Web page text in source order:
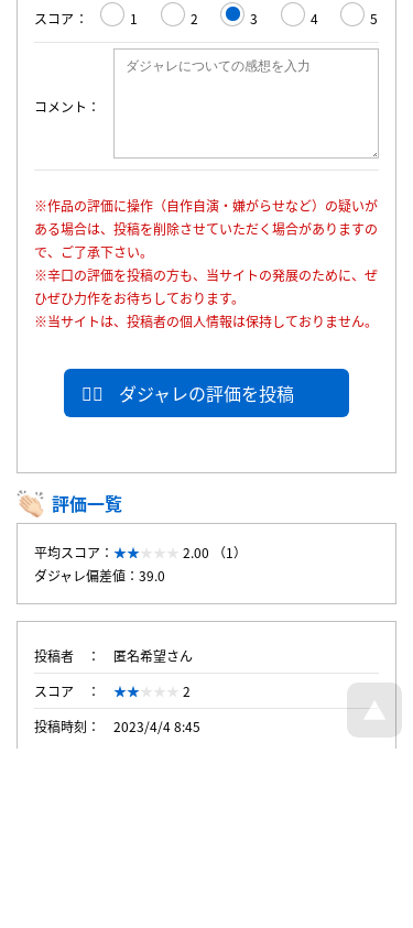
スコア 1 2 3 4 5
コメント
※作品の評価に操作（自作自演・嫌がらせなど）の疑いが
ある場合は、投稿を削除させていただく場合がありますの
で、ご了承下さい。
※辛口の評価を投稿の方も、当サイトの発展のために、ぜ
ひぜひ力作をお待ちしております。
※当サイトは、投稿者の個人情報は保持しておりません。
ダジャレの評価を投稿
評価一覧
平均スコア：
2.00 （1）
ダジャレ偏差値：39.0
投稿者
匿名希望さん
スコア
2
投稿時刻
2023/4/4 8:45